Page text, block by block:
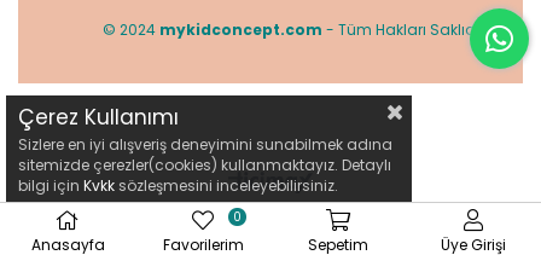
© 2024 mykidconcept.com - Tüm Hakları Saklıdır.
Çerez Kullanımı
Sizlere en iyi alışveriş deneyimini sunabilmek adına
sitemizde çerezler(cookies) kullanmaktayız. Detaylı
bilgi için Kvkk sözleşmesini inceleyebilirsiniz.
Anasayfa Favorilerim
0
Sepetim Üye Girişi